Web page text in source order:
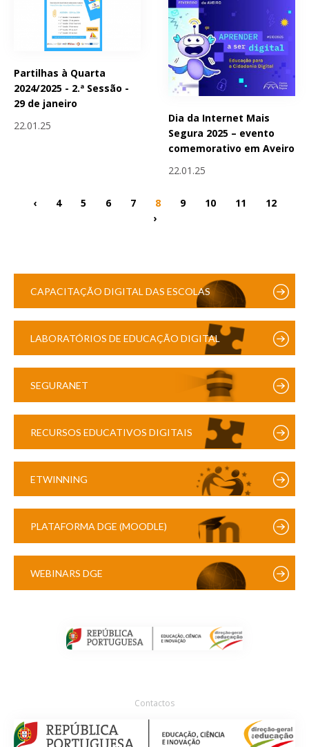
Partilhas à Quarta
2024/2025 - 2.ª Sessão -
29 de janeiro
22.01.25
Dia da Internet Mais
Segura 2025 – evento
comemorativo em Aveiro
22.01.25
‹ 4 5 6 7 8 9 10 11
12
›
CAPACITAÇÃO DIGITAL DAS ESCOLAS
LABORATÓRIOS DE EDUCAÇÃO DIGITAL
SEGURANET
RECURSOS EDUCATIVOS DIGITAIS
ETWINNING
PLATAFORMA DGE (MOODLE)
WEBINARS DGE
Contactos